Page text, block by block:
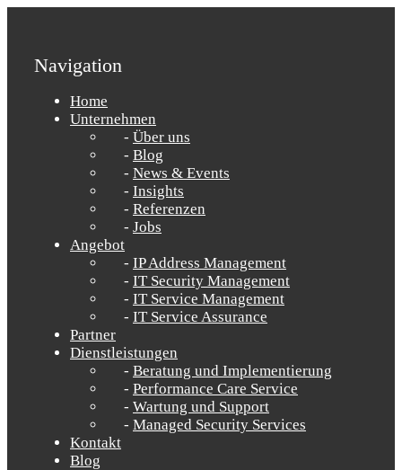
Navigation
Home
Unternehmen
Über uns
Blog
News & Events
Insights
Referenzen
Jobs
Angebot
IP Address Management
IT Security Management
IT Service Management
IT Service Assurance
Partner
Dienstleistungen
Beratung und Implementierung
Performance Care Service
Wartung und Support
Managed Security Services
Kontakt
Blog